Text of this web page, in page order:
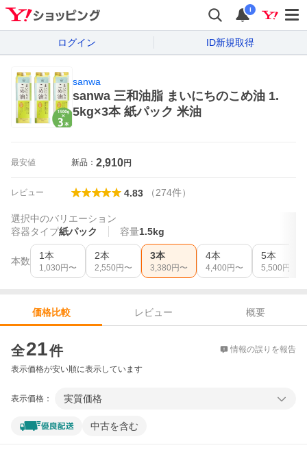
i
ログイン ID新規取得
sanwa
sanwa 三和油脂 まいにちのこめ油 1.
5kg×3本 紙パック 米油
最安値 新品： 2,910円
レビュー 4.83 （274件）
選択中のバリエーション
容器タイプ紙パック 容量1.5kg
本数 1本
1,030 円〜
2本
2,550 円〜
3本
3,380 円〜
4本
4,400 円〜
5本
5,500 円〜
価格比較 レビュー
概要
全21件 情報の誤りを報告
表示価格が安い順に表示しています
表示価格： 実質価格
中古を含む